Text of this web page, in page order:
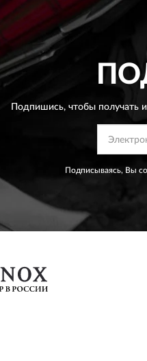
Подпишись, чтобы получать
Подписываясь, Вы